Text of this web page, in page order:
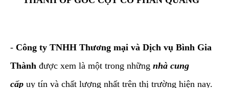
- Công ty TNHH Thương mại và Dịch vụ Bình Gia
Thành được xem là một trong những nhà cung
cấp uy tín và chất lượng nhất trên thị trường hiện nay.